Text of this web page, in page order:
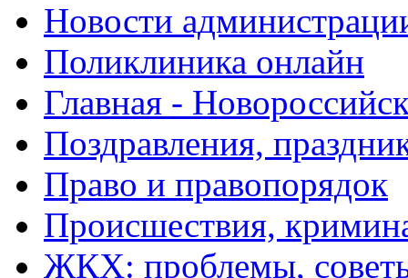
Новости
Поликлиника онлайн
Главная -
Поздравления,
Право и правопорядок
Происшествия,
ЖКХ: проблемы,